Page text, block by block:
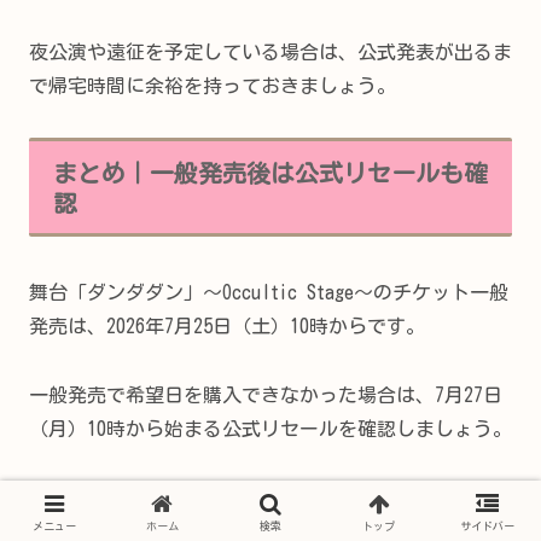
夜公演や遠征を予定している場合は、公式発表が出るま
で帰宅時間に余裕を持っておきましょう。
まとめ｜一般発売後は公式リセールも確
認
舞台「ダンダダン」～Occultic Stage～のチケット一般
発売は、2026年7月25日（土）10時からです。
一般発売で希望日を購入できなかった場合は、7月27日
（月）10時から始まる公式リセールを確認しましょう。
対象公演では、小学生～18歳以下の子ども無料席と、19
歳以上の同伴者半額席も用意されています。ただし、通
メニュー ホーム 検索 トップ サイドバー